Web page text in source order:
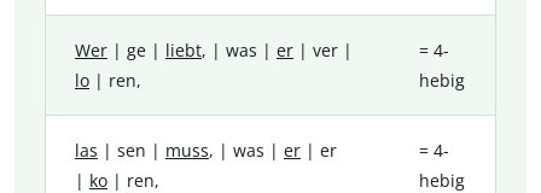
Wer| ge | liebt, | was | er| ver |
lo| ren,
= 4-
hebig
las | sen | muss, | was | er| er
| ko| ren,
= 4-
hebig